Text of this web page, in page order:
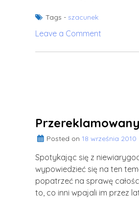
Tags - szacunek
Leave a Comment
Posted on 18 września 2010
Spotykając się z
wypowiedzieć się na ten
popatrzeć na sprawę
to, co inni wpajali im przez